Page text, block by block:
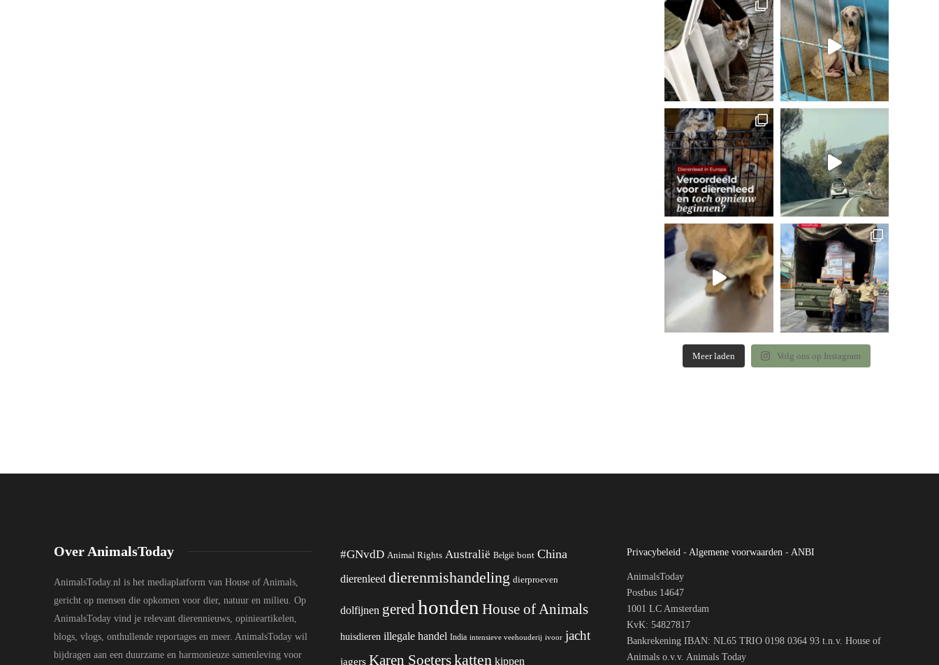
Meer laden Volg ons op Instagram
Over AnimalsToday
AnimalsToday.nl is het mediaplatform van House of Animals,
gericht op mensen die opkomen voor dier, natuur en milieu. Op
AnimalsToday vind je relevant dierennieuws, opinieartikelen,
blogs, vlogs, onthullende reportages en meer. AnimalsToday wil
bijdragen aan een duurzame en harmonieuze samenleving voor
#GNvdD Animal Rights Australië België bont China
dierenleed dierenmishandeling dierproeven
dolfijnen gered honden House of Animals
huisdieren illegale handel India intensieve veehouderij ivoor jacht
jagers Karen Soeterskatten kippen
Privacybeleid - Algemene voorwaarden - ANBI
AnimalsToday
Postbus 14647
1001 LC Amsterdam
KvK: 54827817
Bankrekening IBAN: NL65 TRIO 0198 0364 93 t.n.v. House of
Animals o.v.v. Animals Today